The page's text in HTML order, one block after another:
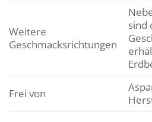
Weitere
Geschmacksrichtungen
sind
Frei von